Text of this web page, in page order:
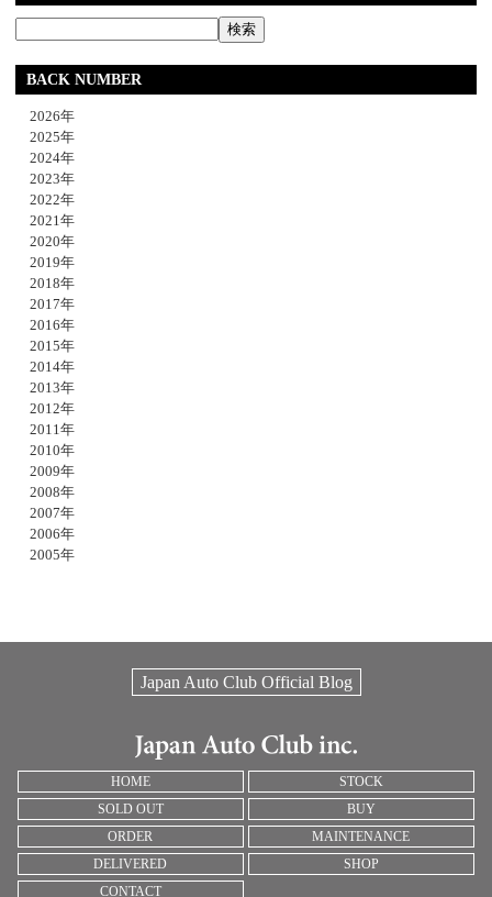
BACK NUMBER
2026年
2025年
2024年
2023年
2022年
2021年
2020年
2019年
2018年
2017年
2016年
2015年
2014年
2013年
2012年
2011年
2010年
2009年
2008年
2007年
2006年
2005年
Japan Auto Club Official Blog
HOME
STOCK
SOLD OUT
BUY
ORDER
MAINTENANCE
DELIVERED
SHOP
CONTACT